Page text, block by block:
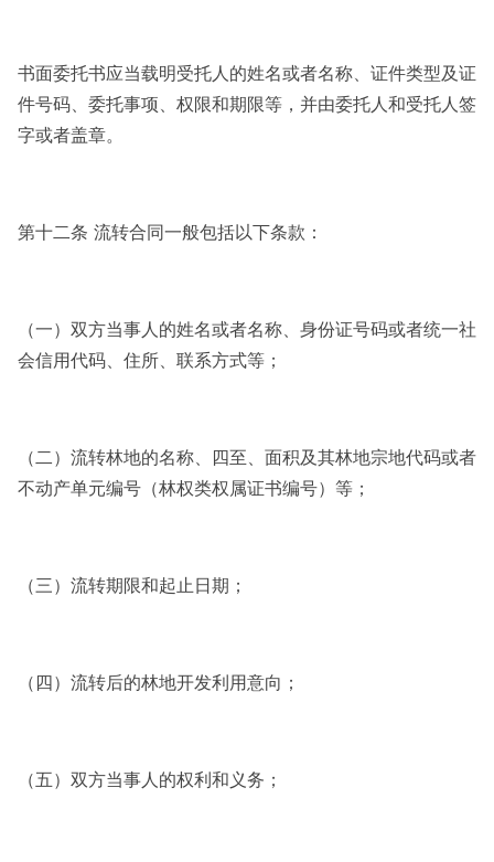
书面委托书应当载明受托人的姓名或者名称、证件类型及证
件号码、委托事项、权限和期限等，并由委托人和受托人签
字或者盖章。
第十二条 流转合同一般包括以下条款：
（一）双方当事人的姓名或者名称、身份证号码或者统一社
会信用代码、住所、联系方式等；
（二）流转林地的名称、四至、面积及其林地宗地代码或者
不动产单元编号（林权类权属证书编号）等；
（三）流转期限和起止日期；
（四）流转后的林地开发利用意向；
（五）双方当事人的权利和义务；